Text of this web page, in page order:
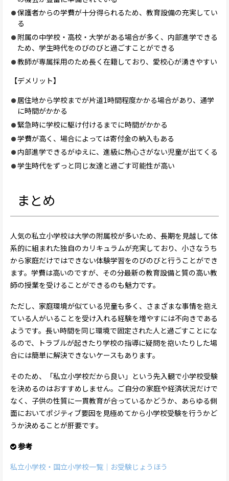
保護者からの学費が十分得られるため、教育設備の充実してい
る
附属の中学校・高校・大学がある場合が多く、内部進学できる
ため、学生時代をのびのびと過ごすことができる
教師が専属採用のため長く在籍しており、愛校心が湧きやすい
【デメリット】
居住地から学校までが片道1時間程度かかる場合があり、通学
に時間がかかる
緊急時に学校に駆け付けるまでに時間がかかる
学費が高く、場合によっては寄付金の納入もある
内部進学できるがゆえに、進級に熱心さがない児童が出てくる
学生時代をずっと同じ友達と過ごす可能性が高い
まとめ
人気の私立小学校は大学の附属校が多いため、長期を見越して体
系的に組まれた独自のカリキュラムが充実しており、小さなうち
から家庭だけではできない体験学習をのびのびと行うことができ
ます。学費は高いのですが、その分最新の教育設備と質の高い教
師の授業を受けることができるのも魅力です。
ただし、家庭環境が似ている児童も多く、さまざまな事情を抱え
ている人がいることを受け入れる経験を増やすには不向きである
ようです。長い時間を同じ環境で固定された人と過ごすことにな
るので、トラブルが起きたり学校の指導に疑問を抱いたりした場
合には簡単に解決できないケースもあります。
そのため、「私立小学校だから良い」という先入観で小学校受験
を決めるのはおすすめしません。ご自分の家庭や経済状況だけで
なく、子供の性質に一貫教育が合っているかどうか、あらゆる側
面においてポジティブ要因を見極めてから小学校受験を行うかど
うか決めることが肝要です。
参考
私立小学校・国立小学校一覧｜お受験じょうほう